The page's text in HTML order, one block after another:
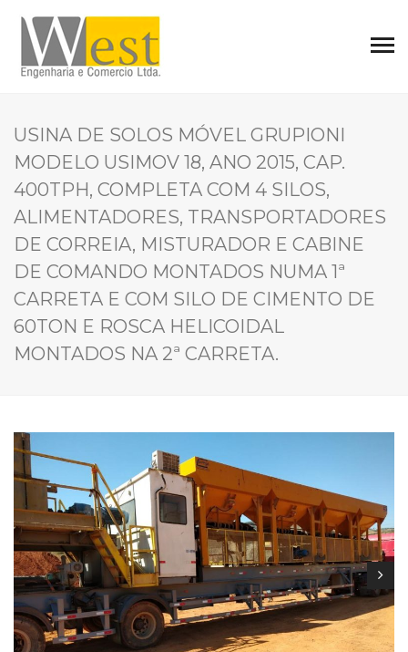
USINA DE SOLOS MÓVEL GRUPIONI
MODELO USIMOV 18, ANO 2015, CAP.
400TPH, COMPLETA COM 4 SILOS,
ALIMENTADORES, TRANSPORTADORES
DE CORREIA, MISTURADOR E CABINE
DE COMANDO MONTADOS NUMA 1ª
CARRETA E COM SILO DE CIMENTO DE
60TON E ROSCA HELICOIDAL
MONTADOS NA 2ª CARRETA.